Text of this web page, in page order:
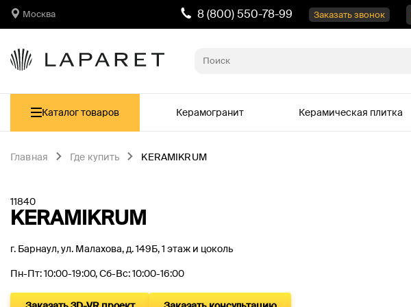
Москва 8 (800) 550-78-99 Заказать звонок
Каталог товаров Керамогранит Керамическая плитка
Главная Где купить KERAMIKRUM
11840
KERAMIKRUM
г. Барнаул, ул. Малахова, д. 149Б, 1 этаж и цоколь
Пн-Пт: 10:00-19:00, Сб-Вс: 10:00-16:00